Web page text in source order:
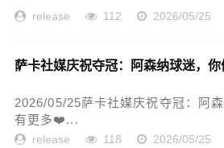
release 112 2026/05/25
萨卡社媒庆祝夺冠：阿森纳球迷，
2026/05/25萨卡社媒庆祝夺冠：阿
有更多❤️...
release 118 2026/05/25